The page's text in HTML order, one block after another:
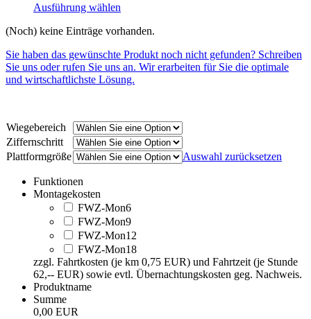
Ausführung wählen
(Noch) keine Einträge vorhanden.
Sie haben das gewünschte Produkt noch nicht gefunden? Schreiben
Sie uns oder rufen Sie uns an. Wir erarbeiten für Sie die optimale
und wirtschaftlichste Lösung.
Wiegebereich
Ziffernschritt
Plattformgröße
Auswahl zurücksetzen
Funktionen
Montagekosten
FWZ-Mon6
FWZ-Mon9
FWZ-Mon12
FWZ-Mon18
zzgl. Fahrtkosten (je km 0,75 EUR) und Fahrtzeit (je Stunde
62,-- EUR) sowie evtl. Übernachtungskosten geg. Nachweis.
Produktname
Summe
0,00 EUR